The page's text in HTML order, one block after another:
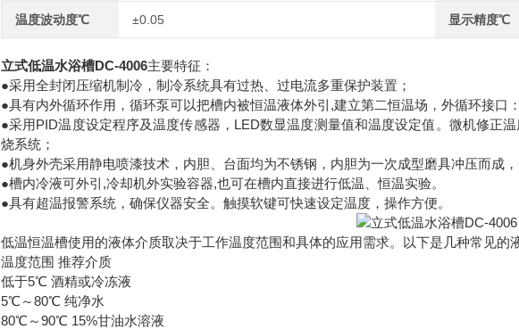
温度波动度℃ ±0.05 显示精度℃
立式低温水浴槽DC-4006主要特征：
●采用全封闭压缩机制冷，制冷系统具有过热、过电流多重保护装置；
●具有内外循环作用，循环泵可以把槽内被恒温液体外引,建立第二恒温场，外循环接口
●采用PID温度设定程序及温度传感器，LED数显温度测量值和温度设定值。微机修
烧系统；
●机身外壳采用静电喷漆技术，内胆、台面均为不锈钢，内胆为一次成型磨具冲压而成，
●槽内冷液可外引,冷却机外实验容器,也可在槽内直接进行低温、恒温实验。
●具有超温报警系统，确保仪器安全。触摸软键可快速设定温度，操作方便。
低温恒温槽使用的液体介质取决于工作温度范围和具体的应用需求。以下是几种常见的
温度范围 推荐介质
低于5℃ 酒精或冷冻液
5℃～80℃ 纯净水
80℃～90℃ 15%甘油水溶液